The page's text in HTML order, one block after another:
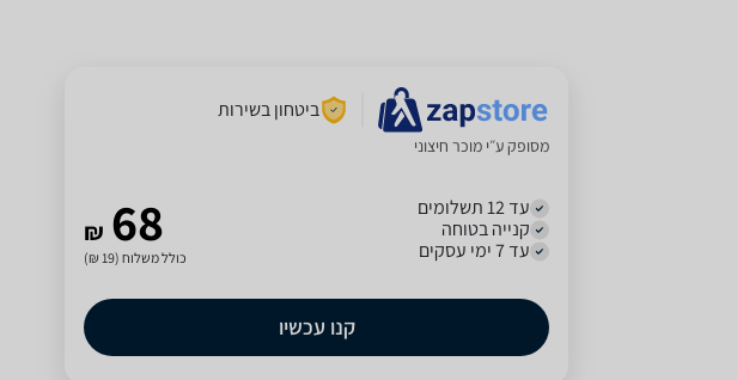
ביטחון בשירות
מסופק ע״י מוכר חיצוני
עד 12 תשלומים
קנייה בטוחה
עד 7 ימי עסקים
₪ 68
כולל משלוח (19 ₪)
קנו עכשיו